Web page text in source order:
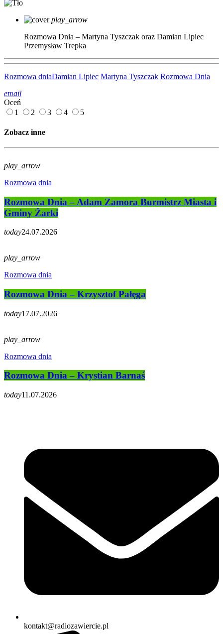
play_arrow
Rozmowa Dnia – Martyna Tyszczak oraz Damian Lipiec
Przemysław Trepka
Rozmowa dniaDamian Lipiec Martyna Tyszczak Rozmowa Dnia
email
Oceń
1
2 3 4 5
Zobacz inne
play_arrow
Rozmowa dnia
Rozmowa Dnia – Adam Zamora Burmistrz Miasta i
Gminy Żarki
today24.07.2026
play_arrow
Rozmowa dnia
Rozmowa Dnia – Krzysztof Pałęga
today17.07.2026
play_arrow
Rozmowa dnia
Rozmowa Dnia – Krystian Barnaś
today11.07.2026
kontakt@radiozawiercie.pl